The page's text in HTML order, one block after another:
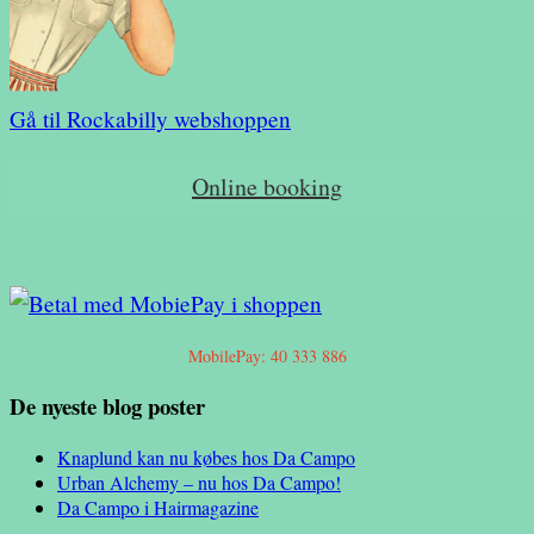
Gå til Rockabilly webshoppen
Online booking
MobilePay: 40 333 886
De nyeste blog poster
Knaplund kan nu købes hos Da Campo
Urban Alchemy – nu hos Da Campo!
Da Campo i Hairmagazine